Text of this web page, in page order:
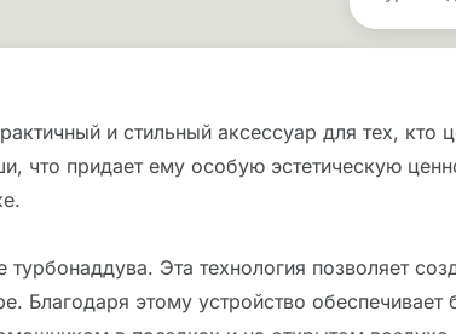
и стильный аксессуар для тех, кто
что придает ему особую эстетическую
Эта технология позволяет
Благодаря этому устройство